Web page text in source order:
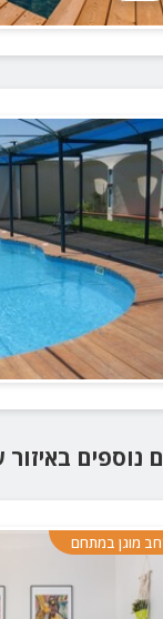
נוספים באיזור
מוגן במתחם